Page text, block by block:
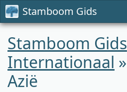
Stamboom Gids
Stamboom Gids
Internationaal »
Azië